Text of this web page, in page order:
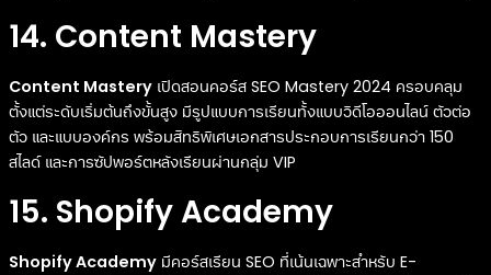
14. Content Mastery
Content Mastery เปิดสอนคอร์ส SEO Mastery 2024 ครอบคลุม
ตั้งแต่ระดับเริ่มต้นถึงขั้นสูง มีรูปแบบการเรียนทั้งแบบวิดีโอออนไลน์ ตัวต่อ
ตัว และแบบองค์กร พร้อมสิทธิพิเศษเอกสารประกอบการเรียนกว่า 150
สไลด์ และการซัปพอร์ตหลังเรียนผ่านกลุ่ม VIP
15. Shopify Academy
Shopify Academy มีคอร์สเรียน SEO ที่เน้นเฉพาะสำหรับ E-